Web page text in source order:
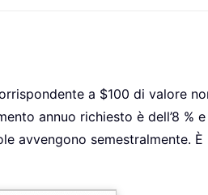
a $100 di valore
annuo richiesto è dell’8 %
semestralmente.